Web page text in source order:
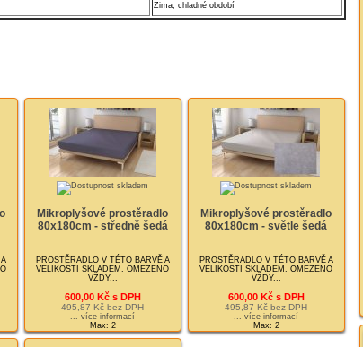
Zima, chladné období
Mikroplyšové prostěradlo
80x180cm - středně šedá
PROSTĚRADLO V TÉTO BARVĚ A
VELIKOSTI SKLADEM. OMEZENO
VŽDY...
600,00 Kč s DPH
495,87 Kč bez DPH
... více informací
Max: 2
Mikroplyšové prostěradlo
80x180cm - světle šedá
PROSTĚRADLO V TÉTO BARVĚ A
VELIKOSTI SKLADEM. OMEZENO
VŽDY...
600,00 Kč s DPH
495,87 Kč bez DPH
... více informací
Max: 2